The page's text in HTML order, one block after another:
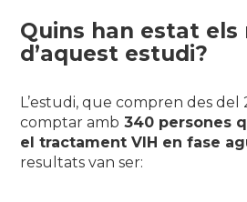
Quins han estat
d’aquest estudi?
L’estudi, que compren des del
comptar amb 340 persones
el tractament VIH en fase
resultats van ser: